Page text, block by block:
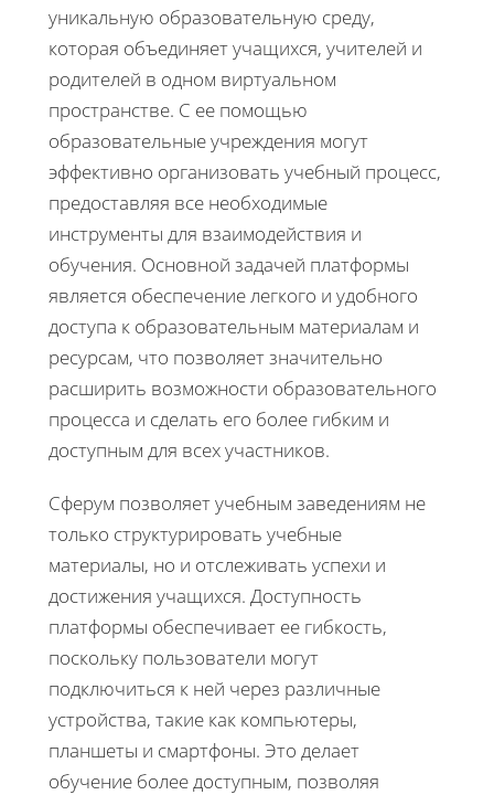
уникальную образовательную среду,
которая объединяет учащихся, учителей и
родителей в одном виртуальном
пространстве. С ее помощью
образовательные учреждения могут
эффективно организовать учебный процесс,
предоставляя все необходимые
инструменты для взаимодействия и
обучения. Основной задачей платформы
является обеспечение легкого и удобного
доступа к образовательным материалам и
ресурсам, что позволяет значительно
расширить возможности образовательного
процесса и сделать его более гибким и
доступным для всех участников.
Сферум позволяет учебным заведениям не
только структурировать учебные
материалы, но и отслеживать успехи и
достижения учащихся. Доступность
платформы обеспечивает ее гибкость,
поскольку пользователи могут
подключиться к ней через различные
устройства, такие как компьютеры,
планшеты и смартфоны. Это делает
обучение более доступным, позволяя